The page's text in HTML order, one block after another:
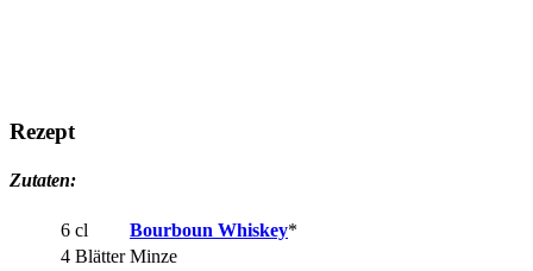
Rezept
Zutaten:
6 cl Bourboun Whiskey*
4 Blätter Minze